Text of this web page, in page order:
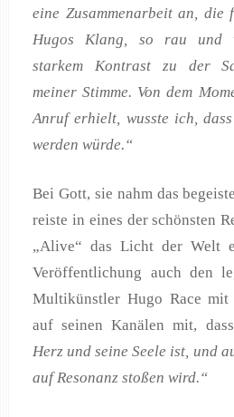
eine Zusammenarbeit an, die
Hugos Klang, so rau und
starkem Kontrast zu der
meiner Stimme. Von dem
Anruf erhielt, wusste ich, dass
werden würde.“
Bei Gott, sie nahm das
reiste in eines der schönsten
„Alive“ das Licht der Welt
Veröffentlichung auch den
Multikünstler Hugo Race
auf seinen Kanälen mit,
Herz und seine Seele ist, und
auf Resonanz stoßen wird.“